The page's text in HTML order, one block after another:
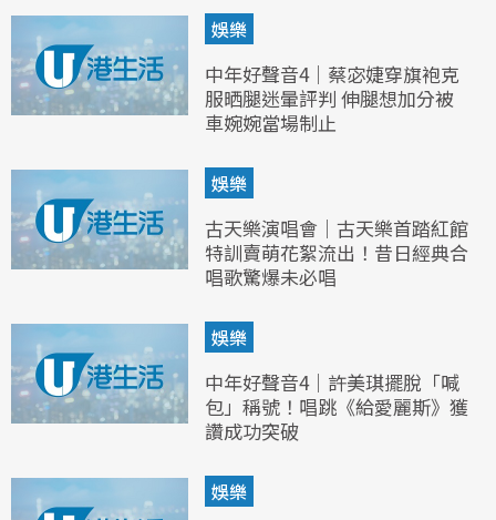
娛樂
中年好聲音4｜蔡宓婕穿旗袍克
服晒腿迷暈評判 伸腿想加分被
車婉婉當場制止
娛樂
古天樂演唱會｜古天樂首踏紅館
特訓賣萌花絮流出！昔日經典合
唱歌驚爆未必唱
娛樂
中年好聲音4｜許美琪擺脫「喊
包」稱號！唱跳《給愛麗斯》獲
讚成功突破
娛樂